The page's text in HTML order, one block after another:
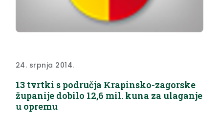
24. srpnja 2014.
13 tvrtki s područja Krapinsko-zagorske
županije dobilo 12,6 mil. kuna za ulaganje
u opremu